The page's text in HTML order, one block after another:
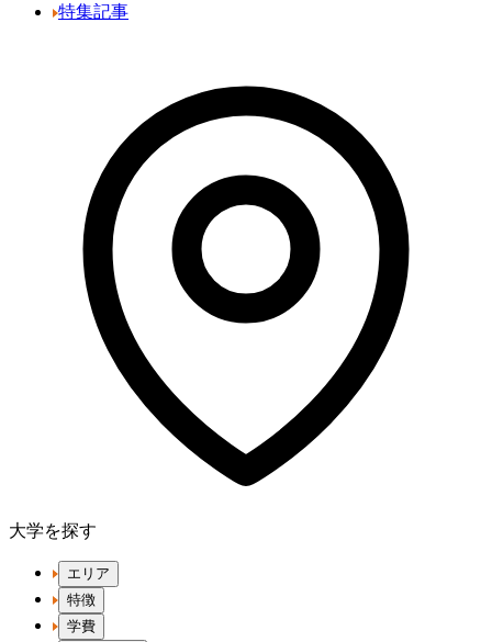
特集記事
大学を探す
エリア
特徴
学費